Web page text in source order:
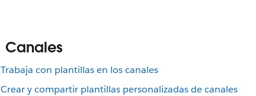
Canales
Trabaja con plantillas en los canales
Crear y compartir plantillas personalizadas de canales